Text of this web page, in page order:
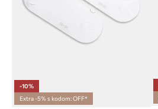
-10%
Extra -5% s kodom: OFF*